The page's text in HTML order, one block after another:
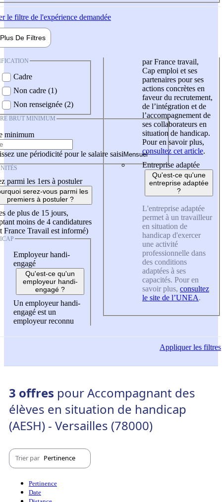
le filtre de l'expérience demandée
Plus De Filtres
Cadre
Non cadre (1)
Non renseignée (2)
BRUT MINIMUM
minimum
une périodicité pour le salaire saisi
parmi les 1ers à postuler
serez-vous parmi les
premiers à postuler ?
de plus de 15 jours,
moins de 4 candidatures
France Travail est informé)
Employeur handi-
engagé
Qu'est-ce qu'un
employeur handi-
engagé ?
Un employeur handi-
engagé est un
employeur reconnu
par France travail,
Cap emploi et ses
partenaires pour ses
actions concrètes en
faveur du recrutement,
de l’intégration et de
l’accompagnement de
ses collaborateurs en
situation de handicap.
Pour en savoir plus,
consultez cet article.
Entreprise adaptée
Qu'est-ce qu'une
entreprise adaptée
?
L'entreprise adaptée
permet à un travailleur
en situation de
handicap d'exercer
une activité
professionnelle dans
des conditions
adaptées à ses
capacités. Pour en
savoir plus, consultez
le site de l’UNEA.
Appliquerles filtres
3 offres pour Accompagnant des
élèves en situation de handicap
(AESH) - Versailles (78000)
Trier par Pertinence
Pertinence
Date